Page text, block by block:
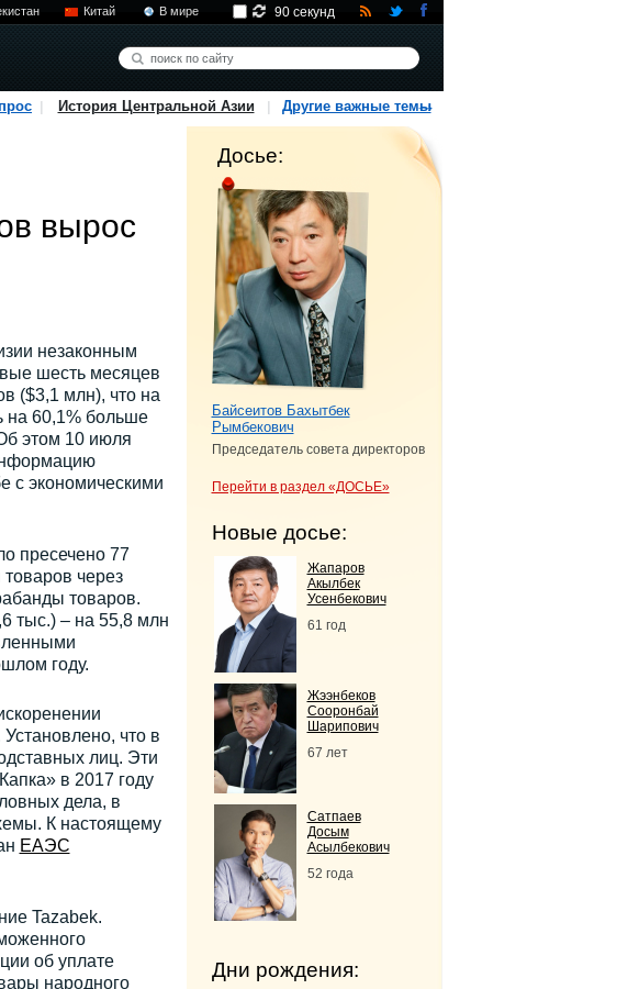
Китай В мире 90 секунд
История Центральной Азии Другие важные темы
вырос
незаконным
шесть месяцев
($3,1 млн), что на
на 60,1% больше
этом 10 июля
с экономическими
пресечено 77
через
товаров.
тыс.) – на 55,8 млн
году.
что в
лиц. Эти
в 2017 году
дела, в
К настоящему
ЕАЭС
Tazabek.
об уплате
народного
Досье:
Байсеитов Бахытбек
Рымбекович
Председатель совета директоров
Перейти в раздел «ДОСЬЕ»
Новые досье:
Жапаров
Акылбек
Усенбекович
61 год
Жээнбеков
Сооронбай
Шарипович
67 лет
Сатпаев
Досым
Асылбекович
52 года
Дни рождения: